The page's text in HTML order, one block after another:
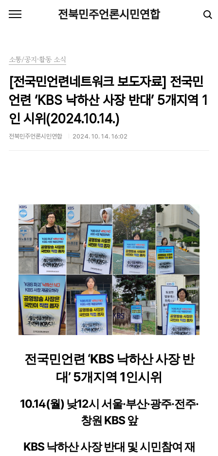
전북민주언론시민연합
소통/공지·활동 소식
[전국민언련네트워크 보도자료] 전국민
언련 ‘KBS 낙하산 사장 반대’ 5개지역 1
인 시위(2024.10.14.)
전북민주언론시민연합 2024. 10. 14. 16:02
전국민언련 ‘KBS 낙하산 사장 반
대’ 5개지역 1인시위
10.14(월) 낮12시 서울·부산·광주·전주·
창원 KBS 앞
KBS 낙하산 사장 반대 및 시민참여 재